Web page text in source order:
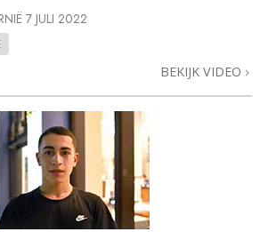
7 JULI 2022
BEKIJK VIDEO